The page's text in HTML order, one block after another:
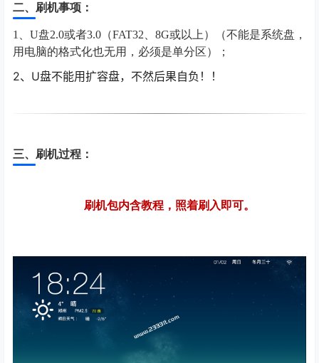
二、刷机事项：
1、U盘2.0或者3.0（FAT32、8G或以上）（不能是系统盘，
用电脑的格式化也无用，必须是单分区）；
2、U盘不能用扩容盘，不然后果自负！！
三、刷机过程：
刷机包内含教程，照着刷入即可。